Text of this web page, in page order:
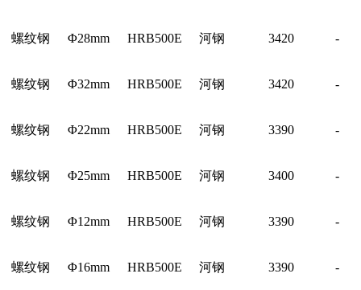
螺纹钢 Φ28mm HRB500E 河钢 3420 -
螺纹钢 Φ32mm HRB500E 河钢 3420 -
螺纹钢 Φ22mm HRB500E 河钢 3390 -
螺纹钢 Φ25mm HRB500E 河钢 3400 -
螺纹钢 Φ12mm HRB500E 河钢 3390 -
螺纹钢 Φ16mm HRB500E 河钢 3390 -